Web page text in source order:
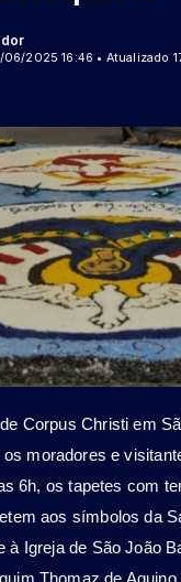
06/2025 16:46 • Atualizado
Corpus Christi em
os moradores e
6h, os tapetes com
aos símbolos da
à Igreja de São João